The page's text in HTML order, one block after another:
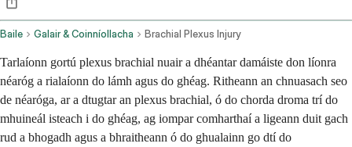
Baile Galair & Coinníollacha Brachial Plexus Injury
Tarlaíonn gortú plexus brachial nuair a dhéantar damáiste don líonra
néaróg a rialaíonn do lámh agus do ghéag. Ritheann an chnuasach seo
de néaróga, ar a dtugtar an plexus brachial, ó do chorda droma trí do
mhuineál isteach i do ghéag, ag iompar comharthaí a ligeann duit gach
rud a bhogadh agus a bhraitheann ó do ghualainn go dtí do